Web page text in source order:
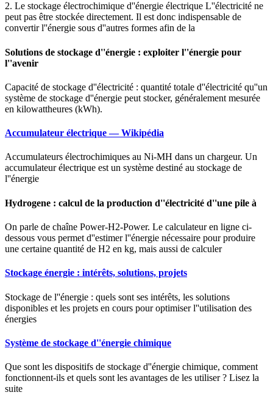
2. Le stockage électrochimique d''énergie électrique L''électricité ne
peut pas être stockée directement. Il est donc indispensable de
convertir l''énergie sous d''autres formes afin de la
Solutions de stockage d''énergie : exploiter l''énergie pour
l''avenir
Capacité de stockage d''électricité : quantité totale d''électricité qu''un
système de stockage d''énergie peut stocker, généralement mesurée
en kilowattheures (kWh).
Accumulateur électrique — Wikipédia
Accumulateurs électrochimiques au Ni-MH dans un chargeur. Un
accumulateur électrique est un système destiné au stockage de
l''énergie
Hydrogene : calcul de la production d''électricité d''une pile à
On parle de chaîne Power-H2-Power. Le calculateur en ligne ci-
dessous vous permet d''estimer l''énergie nécessaire pour produire
une certaine quantité de H2 en kg, mais aussi de calculer
Stockage énergie : intérêts, solutions, projets
Stockage de l''énergie : quels sont ses intérêts, les solutions
disponibles et les projets en cours pour optimiser l''utilisation des
énergies
Système de stockage d''énergie chimique
Que sont les dispositifs de stockage d''énergie chimique, comment
fonctionnent-ils et quels sont les avantages de les utiliser ? Lisez la
suite